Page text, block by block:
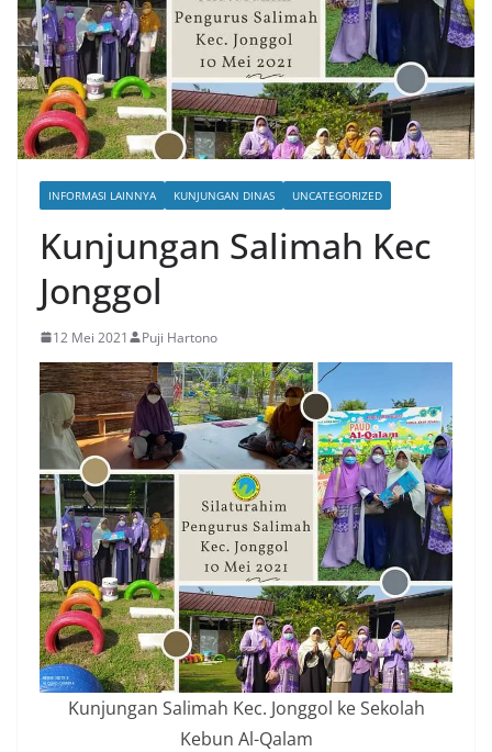
INFORMASI LAINNYA KUNJUNGAN DINAS UNCATEGORIZED
Kunjungan Salimah Kec
Jonggol
12 Mei 2021 Puji Hartono
Kunjungan Salimah Kec. Jonggol ke Sekolah
Kebun Al-Qalam